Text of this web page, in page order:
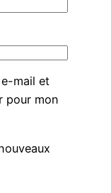
mail et
pour mon